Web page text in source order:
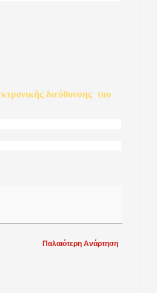
διεύθυνσης του
Παλαιότερη Ανάρτηση